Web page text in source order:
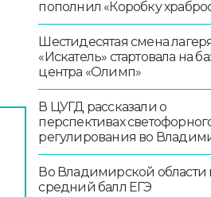
пополнил «Коробку
Шестидесятая смена
«Искатель» стартовала на
центра «Олимп»
В ЦУГД рассказали о
перспективах
регулирования во
Во Владимирской области
средний балл ЕГЭ